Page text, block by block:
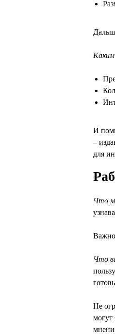
И
–
для
Что
Что
Не
могут